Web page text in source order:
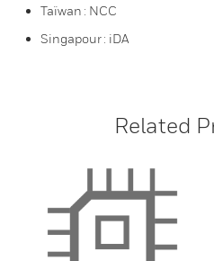
Taïwan : NCC
Singapour : iDA
Related